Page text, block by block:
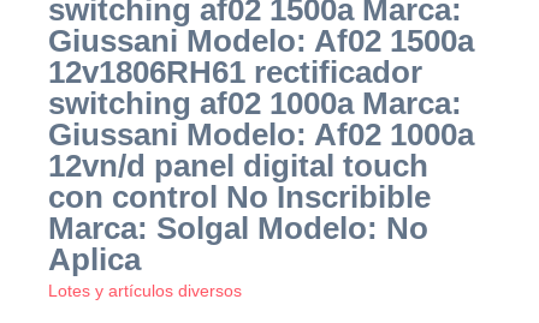
switching af02 1500a Marca:
Giussani Modelo: Af02 1500a
12v1806RH61 rectificador
switching af02 1000a Marca:
Giussani Modelo: Af02 1000a
12vn/d panel digital touch
con control No Inscribible
Marca: Solgal Modelo: No
Aplica
Lotes y artículos diversos